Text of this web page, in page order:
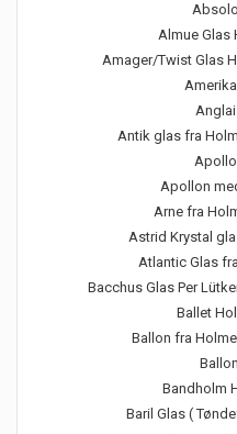
Almue Glas
Amager/Twist Glas
Antik glas fra
Apollon
Arne fra
Astrid Krystal
Atlantic Glas
Bacchus Glas Per
Ballet
Ballon fra
Bandholm
Baril Glas (